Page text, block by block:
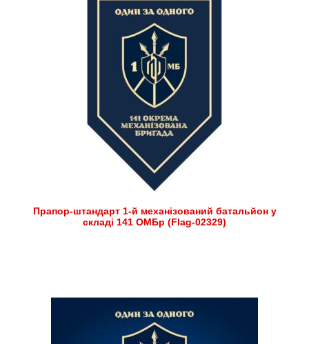
Прапор-штандарт 1-й механізований батальйон у
складі 141 ОМБр (Flag-02329)